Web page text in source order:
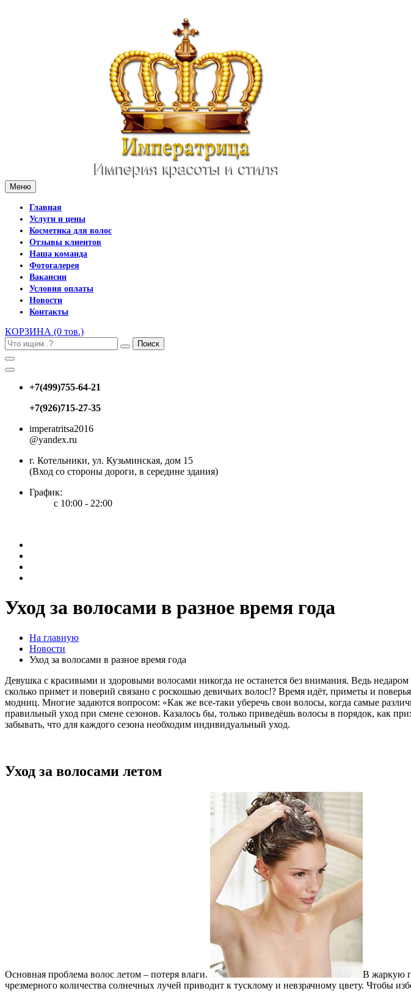
Меню
Главная
Услуги и цены
Косметика для волос
Отзывы клиентов
Наша команда
Фотогалерея
Вакансии
Условия оплаты
Новости
Контакты
КОРЗИНА (0 тов.)
Поиск
+7(499)755-64-21
+7(926)715-27-35
imperatritsa2016
@yandex.ru
г. Котельники, ул. Кузьминская, дом 15
(Вход со стороны дороги, в середине здания)
График:
с 10:00 - 22:00
Уход за волосами в разное время года
На главную
Новости
Уход за волосами в разное время года
Девушка с красивыми и здоровыми волосами никогда не останется без внимания. Ведь
сколько примет и поверий связано с роскошью девичьих волос!? Время идёт, приметы и
модниц. Многие задаются вопросом: «Как же все-таки уберечь свои волосы, когда самые
правильный уход при смене сезонов. Казалось бы, только приведёшь волосы в порядок, как
забывать, что для каждого сезона необходим индивидуальный уход.
Уход за волосами летом
Основная проблема волос летом – потеря влаги.
В жаркую
чрезмерного количества солнечных лучей приводит к тусклому и невзрачному цвету. Чтобы